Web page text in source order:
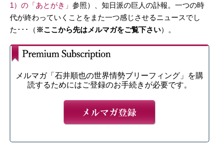
1）の「あとがき」 参照）、知日派の巨人の訃報。一つの時
代が終わっていくことをまた一つ感じさせるニュースでし
た･･･（ ※ここから先はメルマガをご覧下さい）。
メルマガ「石井順也の世界情勢ブリーフィング」を購
読するためにはご登録のお手続きが必要です。